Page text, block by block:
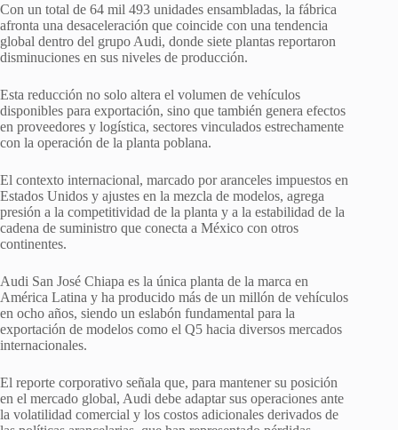
Con un total de 64 mil 493 unidades ensambladas, la fábrica
afronta una desaceleración que coincide con una tendencia
global dentro del grupo Audi, donde siete plantas reportaron
disminuciones en sus niveles de producción.
Esta reducción no solo altera el volumen de vehículos
disponibles para exportación, sino que también genera efectos
en proveedores y logística, sectores vinculados estrechamente
con la operación de la planta poblana.
El contexto internacional, marcado por aranceles impuestos en
Estados Unidos y ajustes en la mezcla de modelos, agrega
presión a la competitividad de la planta y a la estabilidad de la
cadena de suministro que conecta a México con otros
continentes.
Audi San José Chiapa es la única planta de la marca en
América Latina y ha producido más de un millón de vehículos
en ocho años, siendo un eslabón fundamental para la
exportación de modelos como el Q5 hacia diversos mercados
internacionales.
El reporte corporativo señala que, para mantener su posición
en el mercado global, Audi debe adaptar sus operaciones ante
la volatilidad comercial y los costos adicionales derivados de